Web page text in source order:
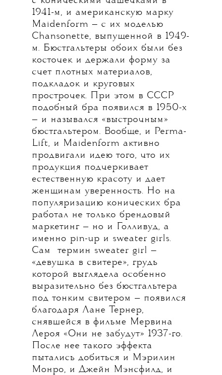
1941-м, и американскую марку
Maidenform — с их моделью
Chansonette, выпущенной в 1949-
м. Бюстгальтеры обоих были без
косточек и держали форму за
счет плотных материалов,
подкладок и круговых
прострочек. При этом в СССР
подобный бра появился в 1950-х
— и назывался «выстрочным»
бюстгальтером. Вообще, и Perma-
Lift, и Maidenform активно
продвигали идею того, что их
продукция подчеркивает
естественную красоту и дает
женщинам уверенность. Но на
популяризацию конических бра
работал не только брендовый
маркетинг — но и Голливуд, а
именно pin-up и sweater girls.
Сам термин sweater girl —
«девушка в свитере», грудь
которой выглядела особенно
выразительно без бюстгальтера
под тонким свитером — появился
благодаря Лане Тернер,
снявшейся в фильме Мервина
Лероя «Они не забудут» 1937-го.
После нее такого эффекта
пытались добиться и Мэрилин
Монро, и Джейн Мэнсфилд, и